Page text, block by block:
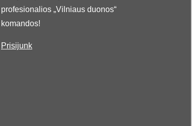
profesionalios „Vilniaus duonos“
komandos!
Prisijunk